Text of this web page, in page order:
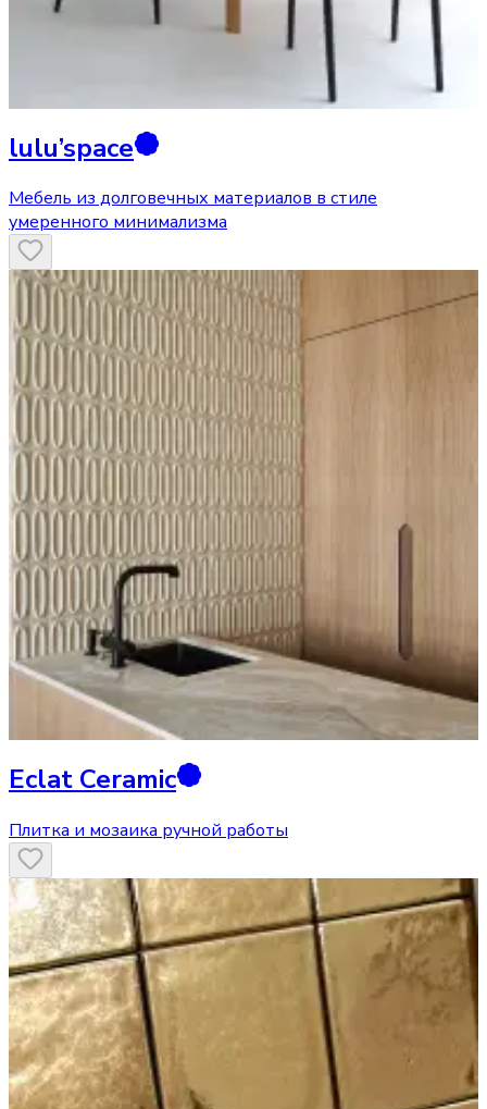
lulu’space
Мебель из долговечных материалов в стиле
умеренного минимализма
Eclat Ceramic
Плитка и мозаика ручной работы